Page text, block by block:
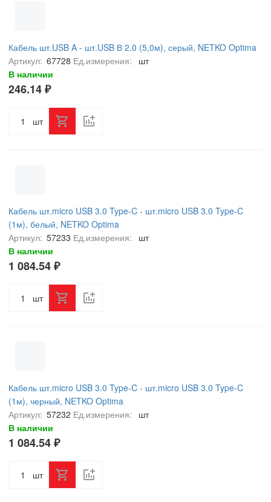
Кабель шт.USB A - шт.USB В 2.0 (5,0м), серый, NETKO Optima
Артикул: 67728 Ед.измерения:
шт
В наличии
246.14 ₽
шт
Кабель шт.micro USB 3.0 Type-C - шт.micro USB 3.0 Type-C
(1м), белый, NETKO Optima
Артикул: 57233 Ед.измерения:
шт
В наличии
1 084.54 ₽
шт
Кабель шт.micro USB 3.0 Type-C - шт.micro USB 3.0 Type-C
(1м), черный, NETKO Optima
Артикул: 57232 Ед.измерения:
шт
В наличии
1 084.54 ₽
шт